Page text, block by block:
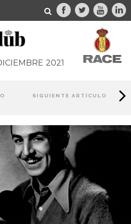
2021
SIGUIENTE ARTÍCULO